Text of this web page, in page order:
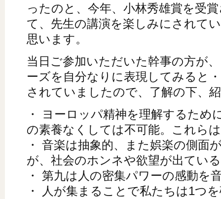
ったのと、今年、小林秀雄賞を受
て、先生の講演を楽しみにされて
思います。
当日ご参加いただいた幹事の方が
ーズを自分なりに表現してみると
されていましたので、了解の下、
・ ヨーロッパ精神を理解するため
の素養なくしては不可能。これら
・ 音楽は抽象的、また娯楽の側面
が、社会のホンネや欲望が出てい
・ 第九は人の密集パワーの感動を
・ 人が集まることで私たちは1つ